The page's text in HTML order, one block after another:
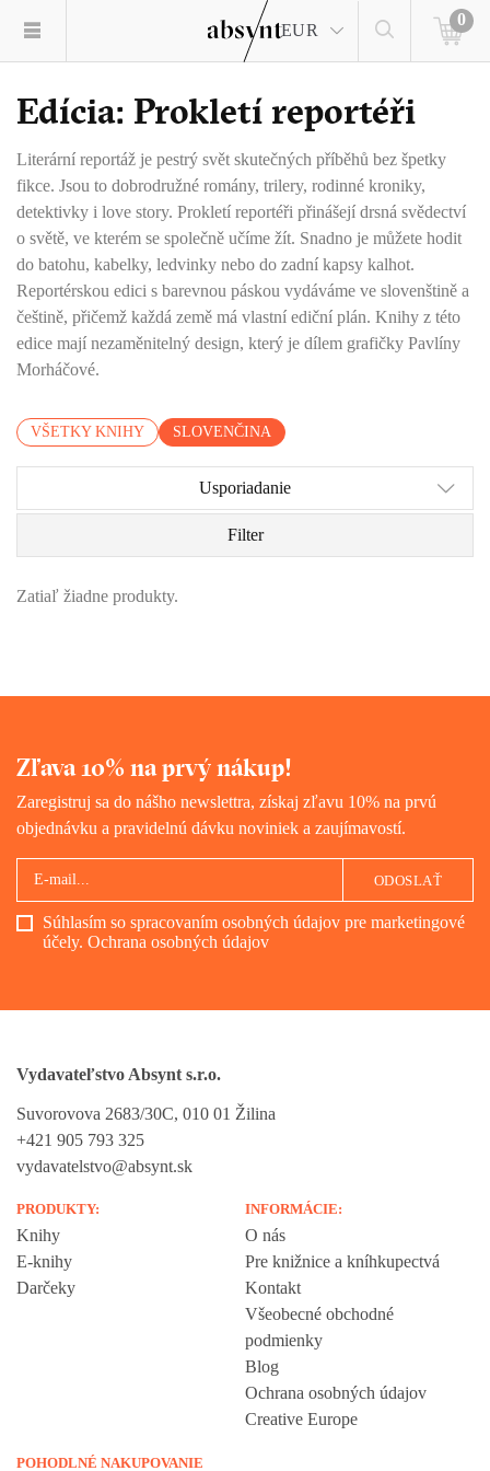
EUR
0
Edícia: Prokletí reportéři
Literární reportáž je pestrý svět skutečných příběhů bez špetky
fikce. Jsou to dobrodružné romány, trilery, rodinné kroniky,
detektivky i love story. Prokletí reportéři přinášejí drsná svědectví
o světě, ve kterém se společně učíme žít. Snadno je můžete hodit
do batohu, kabelky, ledvinky nebo do zadní kapsy kalhot.
Reportérskou edici s barevnou páskou vydáváme ve slovenštině a
češtině, přičemž každá země má vlastní ediční plán. Knihy z této
edice mají nezaměnitelný design, který je dílem grafičky Pavlíny
Morháčové.
VŠETKY KNIHY SLOVENČINA
Usporiadanie
Filter
Zatiaľ žiadne produkty.
Zľava 10% na prvý nákup!
Zaregistruj sa do nášho newslettra, získaj zľavu 10% na prvú
objednávku a pravidelnú dávku noviniek a zaujímavostí.
Súhlasím so spracovaním osobných údajov pre marketingové
účely. Ochrana osobných údajov
ODOSLAŤ
Vydavateľstvo Absynt s.r.o.
Suvorovova 2683/30C, 010 01 Žilina
+421 905 793 325
vydavatelstvo@absynt.sk
PRODUKTY:
Knihy
E-knihy
Darčeky
INFORMÁCIE:
O nás
Pre knižnice a kníhkupectvá
Kontakt
Všeobecné obchodné
podmienky
Blog
Ochrana osobných údajov
Creative Europe
POHODLNÉ NAKUPOVANIE